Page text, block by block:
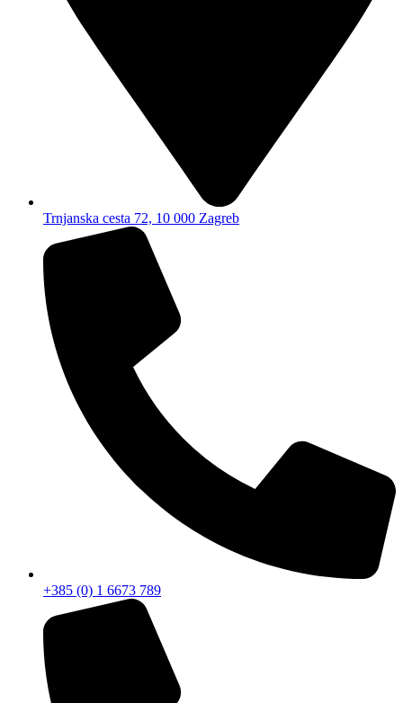
Trnjanska cesta 72, 10 000 Zagreb
+385 (0) 1 6673 789